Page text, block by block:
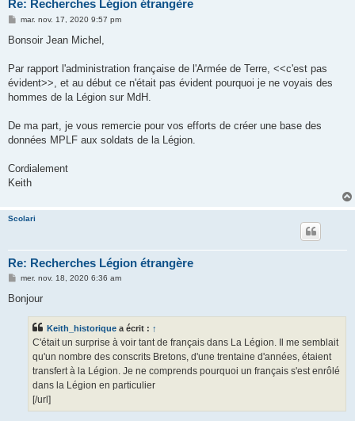
Re: Recherches Légion étrangère
M
s
g
mar. nov. 17, 2020 9:57 pm
Bonsoir Jean Michel,
Par rapport l'administration française de l'Armée de Terre, <<c'est pas
évident>>, et au début ce n'était pas évident pourquoi je ne voyais des
hommes de la Légion sur MdH.
De ma part, je vous remercie pour vos efforts de créer une base des
données MPLF aux soldats de la Légion.
Cordialement
Keith
Scolari
Re: Recherches Légion étrangère
M
s
mer. nov. 18, 2020 6:36 am
Bonjour
Keith_historique a écrit : ↑
C'était un surprise à voir tant de français dans La Légion. Il me semblait
qu'un nombre des conscrits Bretons, d'une trentaine d'années, étaient
transfert à la Légion. Je ne comprends pourquoi un français s'est enrôlé
dans la Légion en particulier
[/url]